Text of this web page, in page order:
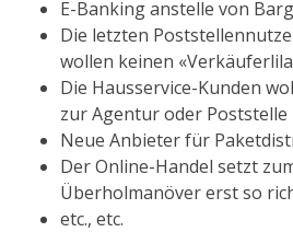
E-Banking anstelle von
Die letzten
wollen keinen
Die Hausservice-Kunden
zur Agentur oder Poststelle
Neue Anbieter für
Der Online-Handel setzt
Überholmanöver erst so
etc., etc.